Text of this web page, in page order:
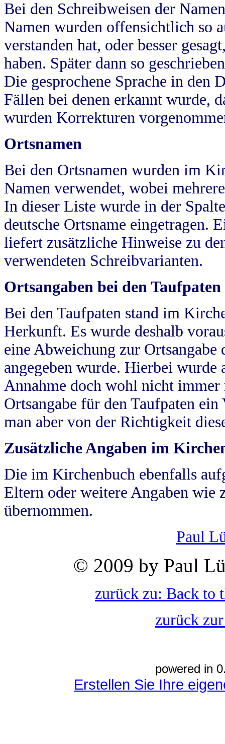
Bei den Schreibweisen der
Namen wurden offensichtlich so
verstanden hat, oder besser
haben. Später dann so
Die gesprochene Sprache in
Fällen bei denen erkannt wurde,
wurden Korrekturen
Ortsnamen
Bei den Ortsnamen wurden im
Namen verwendet, wobei
In dieser Liste wurde in der
deutsche Ortsname eingetragen.
liefert zusätzliche Hinweise zu
verwendeten Schreibvarianten.
Ortsangaben bei den Taufpaten
Bei den Taufpaten stand im
Herkunft. Es wurde deshalb
eine Abweichung zur
angegeben wurde. Hierbei wurde
Annahme doch wohl nicht
Ortsangabe für den Taufpaten
man aber von der Richtigkeit
Zusätzliche Angaben im
Die im Kirchenbuch ebenfalls
Eltern oder weitere Angaben wie
übernommen.
Paul
© 2009 by Paul
zurück zu: Back to
zurück
powered in
Erstellen Sie Ihre